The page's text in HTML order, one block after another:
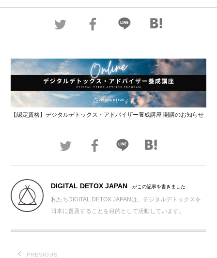
【認定資格】デジタルデトックス・アドバイザー養成講座 開講のお知らせ
DIGITAL DETOX JAPAN がこの記事を書きました
私たちDIGITAL DETOX JAPANは、デジタルデトックスを
日本に普及することを目的として活動しています。
PREVIOUS